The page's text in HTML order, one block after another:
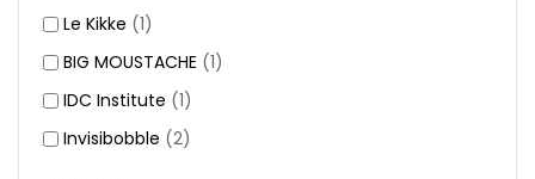
Le Kikke (1)
BIG MOUSTACHE (1)
IDC Institute (1)
Invisibobble (2)